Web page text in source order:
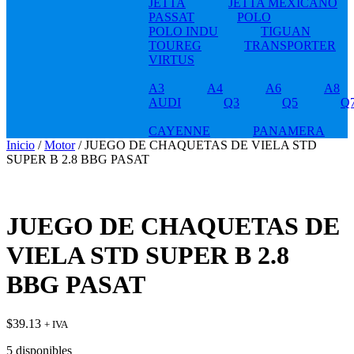
JETTA
JETTA MEXICANO
PASSAT
POLO
POLO INDU
TIGUAN
TOUREG
TRANSPORTER
VIRTUS
A3 A4 A6
A8
AUDI
Q3 Q5
CAYENNE
PANAMERA
Inicio /Motor/ JUEGO DE CHAQUETAS DE VIELA STD
SUPER B 2.8 BBG PASAT
JUEGO DE CHAQUETAS DE
VIELA STD SUPER B 2.8
BBG PASAT
$39.13 + IVA
5 disponibles